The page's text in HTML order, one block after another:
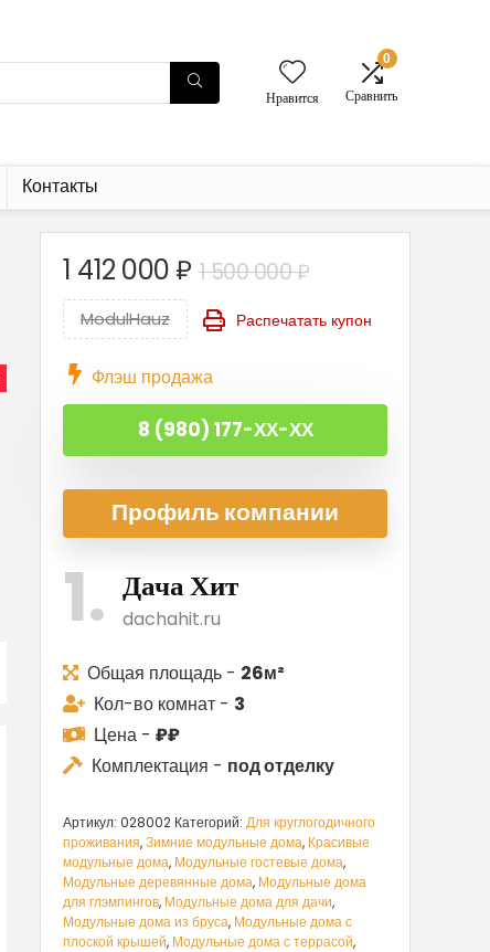
Нравится
0
Сравнить
Контакты
1 500 000₽
составляла
000 ₽.
1 412 000₽
Текущая
1
ModulHauz Распечатать купон
Флэш продажа
8 (980) 177-ХХ-ХХ
Профиль компании
1 Дача Хит
dachahit.ru
Общая площадь - 26м²
Кол-во комнат - 3
Цена - ₽₽
Комплектация - под отделку
Артикул: 028002 Категорий: Для круглогодичного
проживания,Зимние модульные дома, Красивые
модульные дома, Модульные гостевые дома,
Модульные деревянные дома, Модульные дома
для глэмпингов, Модульные дома для дачи,
Модульные дома из бруса, Модульные дома с
плоской крышей, Модульные дома с террасой,